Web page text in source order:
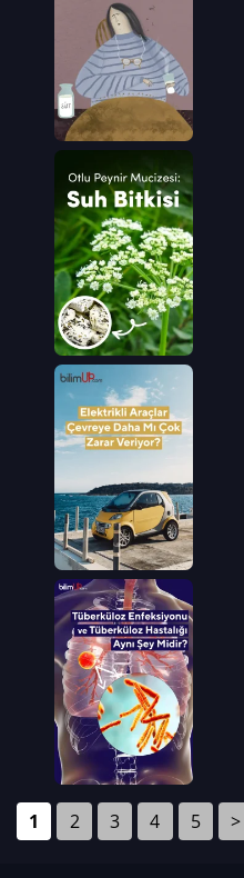
1 2 3 4 5 >